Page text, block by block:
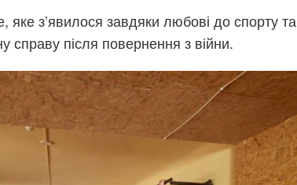
яке з’явилося завдяки любові до спорту та
справу після повернення з війни.